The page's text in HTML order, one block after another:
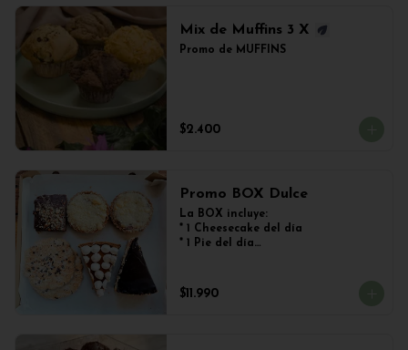
Mix de Muffins 3 X
Promo de MUFFINS
$2.400
Promo BOX Dulce
La BOX incluye:
* 1 Cheesecake del día
* 1 Pie del día
* 2 Galletones de Avena
$11.990